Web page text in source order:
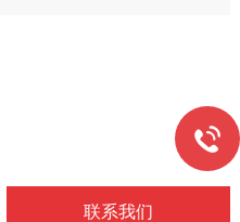
联系我们